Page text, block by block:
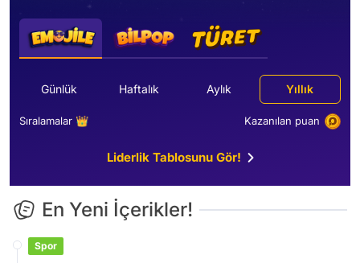
Günlük Haftalık Aylık Yıllık
Sıralamalar 👑 Kazanılan puan
Liderlik Tablosunu Gör!
En Yeni İçerikler!
Spor